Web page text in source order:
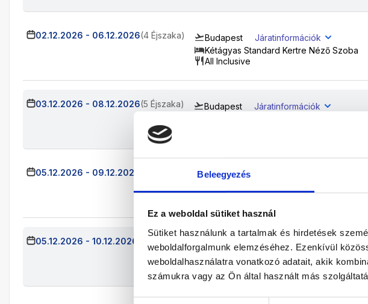
Beleegyezés
Ez a weboldal sütiket használ
Sütiket használunk a tartalmak és hirdetések
weboldalforgalmunk elemzéséhez. Ezenkívül
weboldalhasználatra vonatkozó adatait, akik
számukra vagy az Ön által használt más
02.12.2026 - 06.12.2026(4 Éjszaka) Budapest
Járatinformációk
Kétágyas Standard Kertre Néző Szoba
All Inclusive
03.12.2026 - 08.12.2026(5 Éjszaka) Budapest
Járatinformációk
05.12.2026 - 09.12.2026 Budapest
05.12.2026 - 10.12.2026 Budapest
Járatinformációk
Kétágyas Standard Kertre Néző Szoba
All Inclusive